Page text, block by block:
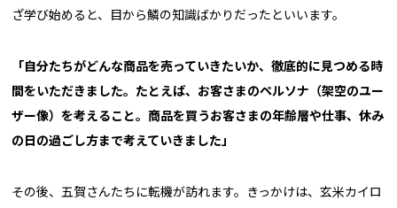
ざ学び始めると、目から鱗の知識ばかりだったといいます。
「自分たちがどんな商品を売っていきたいか、徹底的に見つめる時
間をいただきました。たとえば、お客さまのペルソナ（架空のユー
ザー像）を考えること。商品を買うお客さまの年齢層や仕事、休み
の日の過ごし方まで考えていきました」
その後、五賀さんたちに転機が訪れます。きっかけは、玄米カイロ